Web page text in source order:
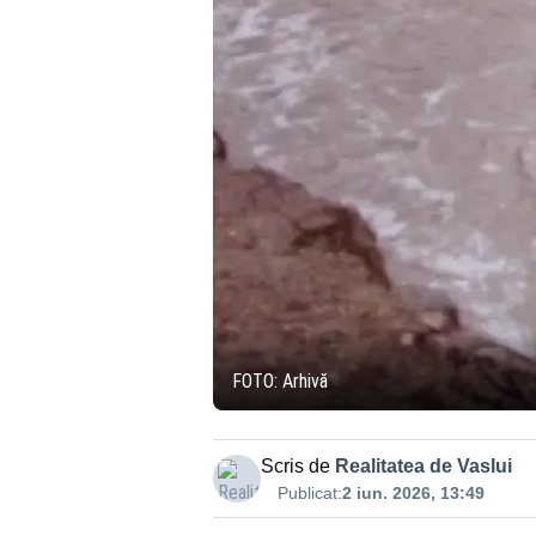
FOTO: Arhivă
Scris de Realitatea de Vaslui
Publicat:2 iun. 2026, 13:49